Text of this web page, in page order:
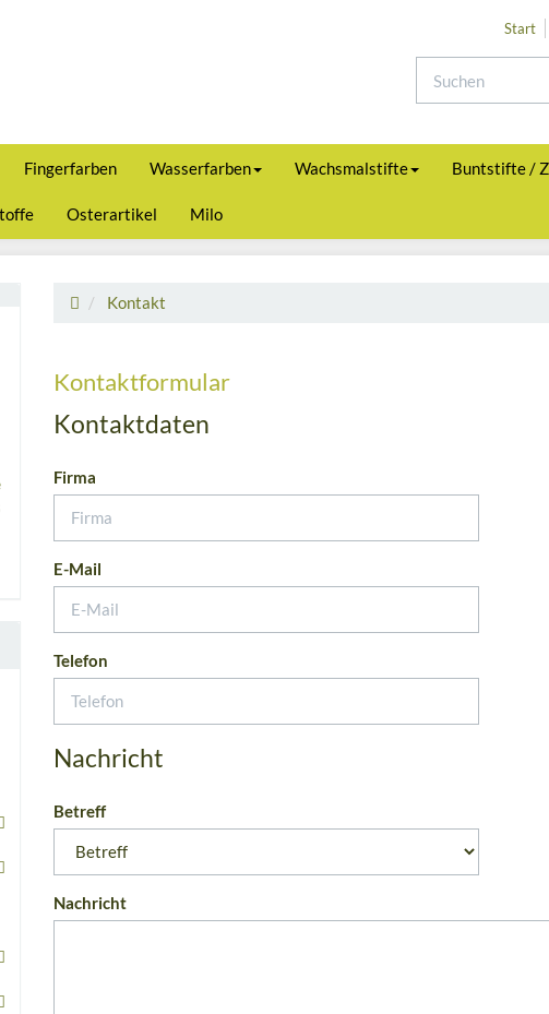
Start
Fingerfarben Wasserfarben Wachsmalstifte Buntstifte /
Osterartikel Milo
Kontakt
Kontaktformular
Kontaktdaten
Firma
E-Mail
Telefon
Nachricht
Betreff
Nachricht